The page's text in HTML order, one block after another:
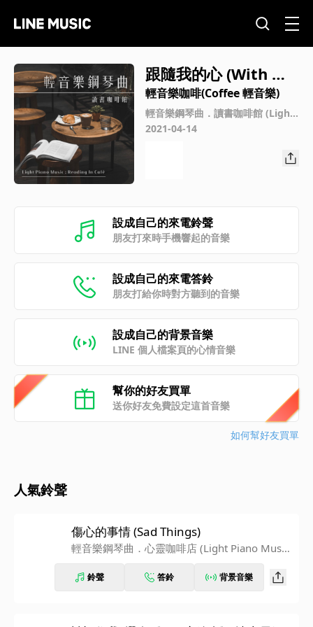
跟隨我的心 (With My
Heart)
輕音樂咖啡(Coffee 輕音樂)
輕音樂鋼琴曲．讀書咖啡館 (Light
Piano Music：Reading in Café)
2021-04-14
設成自己的來電鈴聲
朋友打來時手機響起的音樂
設成自己的來電答鈴
朋友打給你時對方聽到的音樂
設成自己的背景音樂
LINE 個人檔案頁的心情音樂
幫你的好友買單
送你好友免費設定這首音樂
如何幫好友買單
人氣鈴聲
傷心的事情 (Sad Things)
輕音樂鋼琴曲．心靈咖啡店 (Light Piano Musi
鈴聲 答鈴 背景音樂